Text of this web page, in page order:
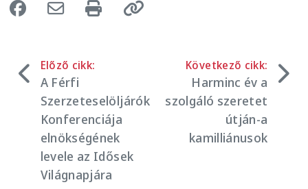
Előző cikk:
A Férfi
Szerzeteselöljárók
Konferenciája
elnökségének
levele az Idősek
Világnapjára
Következő cikk:
Harminc év a
szolgáló szeretet
útján-a
kamilliánusok